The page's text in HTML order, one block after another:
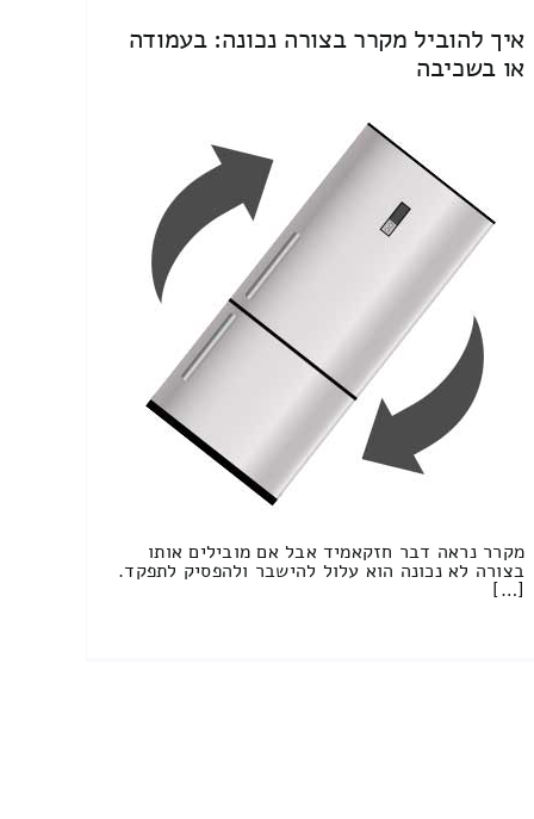
איך להוביל מקרר בצורה נכונה: בעמודה
או בשכיבה
מקרר נראה דבר חזקאמיד אבל אם מובילים אותו
בצורה לא נכונה הוא עלול להישבר ולהפסיק לתפקד.
[…]